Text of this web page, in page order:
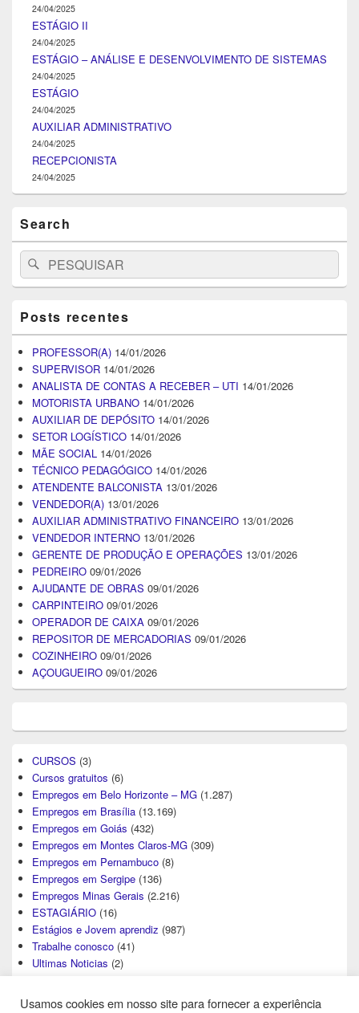
24/04/2025
ESTÁGIO II
24/04/2025
ESTÁGIO – ANÁLISE E DESENVOLVIMENTO DE SISTEMAS
24/04/2025
ESTÁGIO
24/04/2025
AUXILIAR ADMINISTRATIVO
24/04/2025
RECEPCIONISTA
24/04/2025
Search
Search
for:
Pesquisar
Posts recentes
PROFESSOR(A) 14/01/2026
SUPERVISOR 14/01/2026
ANALISTA DE CONTAS A RECEBER – UTI 14/01/2026
MOTORISTA URBANO 14/01/2026
AUXILIAR DE DEPÓSITO 14/01/2026
SETOR LOGÍSTICO 14/01/2026
MÃE SOCIAL 14/01/2026
TÉCNICO PEDAGÓGICO 14/01/2026
ATENDENTE BALCONISTA 13/01/2026
VENDEDOR(A) 13/01/2026
AUXILIAR ADMINISTRATIVO FINANCEIRO 13/01/2026
VENDEDOR INTERNO 13/01/2026
GERENTE DE PRODUÇÃO E OPERAÇÕES 13/01/2026
PEDREIRO 09/01/2026
AJUDANTE DE OBRAS 09/01/2026
CARPINTEIRO 09/01/2026
OPERADOR DE CAIXA 09/01/2026
REPOSITOR DE MERCADORIAS 09/01/2026
COZINHEIRO 09/01/2026
AÇOUGUEIRO 09/01/2026
CURSOS (3)
Cursos gratuitos (6)
Empregos em Belo Horizonte – MG (1.287)
Empregos em Brasília (13.169)
Empregos em Goiás (432)
Empregos em Montes Claros-MG (309)
Empregos em Pernambuco (8)
Empregos em Sergipe (136)
Empregos Minas Gerais (2.216)
ESTAGIÁRIO (16)
Estágios e Jovem aprendiz (987)
Trabalhe conosco (41)
Ultimas Noticias (2)
Usamos cookies em nosso site para fornecer a experiência